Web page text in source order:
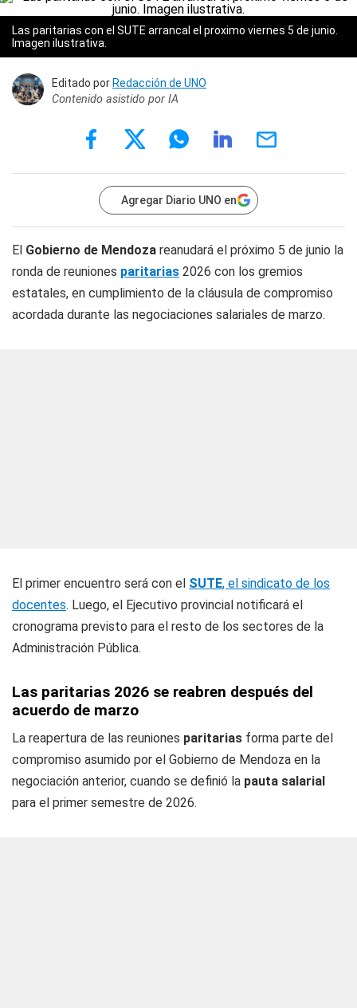
Las paritarias con el SUTE arrancal el proximo viernes 5 de junio.
Imagen ilustrativa.
Editado porRedacción de UNO
Contenido asistido por IA
Agregar Diario UNO en
El Gobierno de Mendoza reanudará el próximo 5 de junio la
ronda de reuniones paritarias 2026 con los gremios
estatales, en cumplimiento de la cláusula de compromiso
acordada durante las negociaciones salariales de marzo.
El primer encuentro será con el SUTE, el sindicato de los
docentes. Luego, el Ejecutivo provincial notificará el
cronograma previsto para el resto de los sectores de la
Administración Pública.
Las paritarias 2026 se reabren después del
acuerdo de marzo
La reapertura de las reuniones paritarias forma parte del
compromiso asumido por el Gobierno de Mendoza en la
negociación anterior, cuando se definió la pauta salarial
para el primer semestre de 2026.